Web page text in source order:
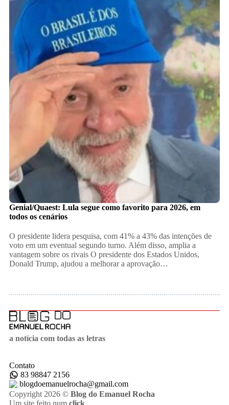
Genial/Quaest: Lula segue como favorito para 2026, em
todos os cenários
O presidente lidera pesquisa, com 41% a 43% das intenções de
voto em um eventual segundo turno. Além disso, amplia a
vantagem sobre os rivais O presidente dos Estados Unidos,
Donald Trump, ajudou a melhorar a aprovação…
a notícia com todas as letras
Contato
83 98847 2156
blogdoemanuelrocha@gmail.com
Copyright 2026 © Blog do Emanuel Rocha
Um site feito num click